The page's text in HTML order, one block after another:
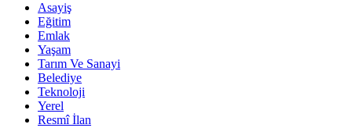
Asayiş
Eğitim
Emlak
Yaşam
Tarım Ve Sanayi
Belediye
Teknoloji
Yerel
Resmî İlan